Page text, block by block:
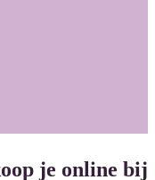
je online bij